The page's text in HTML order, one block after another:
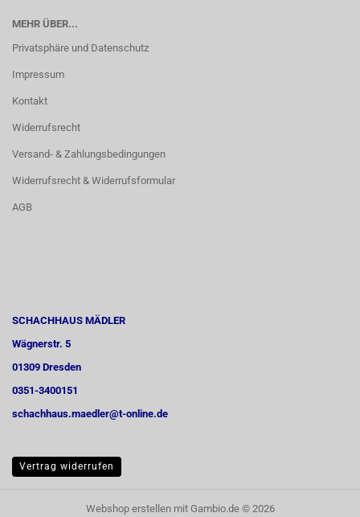
MEHR ÜBER...
Privatsphäre und Datenschutz
Impressum
Kontakt
Widerrufsrecht
Versand- & Zahlungsbedingungen
Widerrufsrecht & Widerrufsformular
AGB
SCHACHHAUS MÄDLER
Wägnerstr. 5
01309 Dresden
0351-3400151
schachhaus.maedler@t-online.de
Vertrag widerrufen
Webshop erstellenmit Gambio.de © 2026